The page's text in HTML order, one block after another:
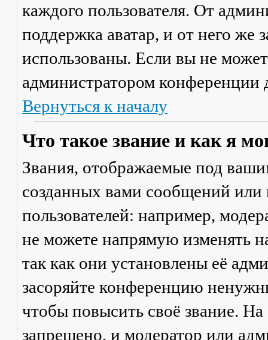
каждого пользователя. От
поддержка аватар, и от него же
использованы. Если вы не
администратором конференции
Вернуться к началу
Что такое звание и как я
Звания, отображаемые под
созданных вами сообщений
пользователей: например,
не можете напрямую изменять
так как они установлены её
засоряйте конференцию
чтобы повысить своё звание.
запрещено, и модератор или